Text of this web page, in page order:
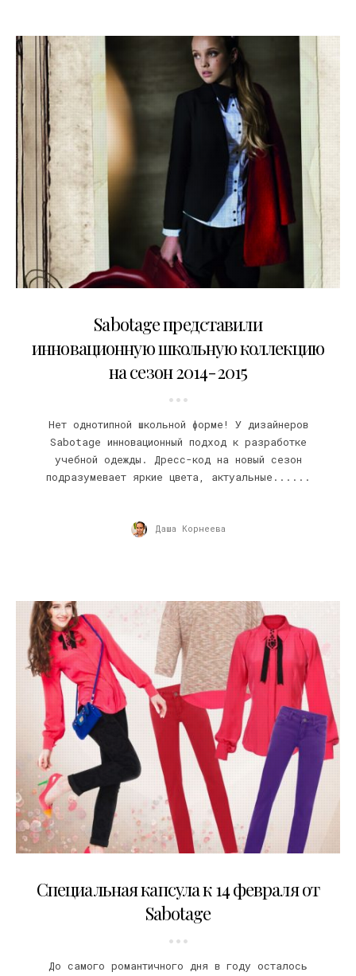
Sabotage представили
инновационную школьную коллекцию
на сезон 2014-2015
Нет однотипной школьной форме! У дизайнеров
Sabotage инновационный подход к разработке
учебной одежды. Дресс-код на новый сезон
подразумевает яркие цвета, актуальные......
Даша Корнеева
Специальная капсула к 14 февраля от
Sabotage
До самого романтичного дня в году осталось